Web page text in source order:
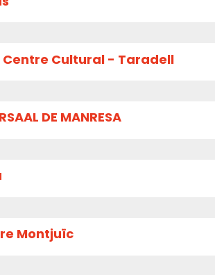
Centre Cultural - Taradell
DE MANRESA
Montjuïc